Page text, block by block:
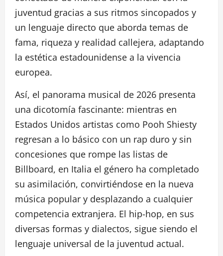
juventud gracias a sus ritmos sincopados y
un lenguaje directo que aborda temas de
fama, riqueza y realidad callejera, adaptando
la estética estadounidense a la vivencia
europea.
Así, el panorama musical de 2026 presenta
una dicotomía fascinante: mientras en
Estados Unidos artistas como Pooh Shiesty
regresan a lo básico con un rap duro y sin
concesiones que rompe las listas de
Billboard, en Italia el género ha completado
su asimilación, convirtiéndose en la nueva
música popular y desplazando a cualquier
competencia extranjera. El hip-hop, en sus
diversas formas y dialectos, sigue siendo el
lenguaje universal de la juventud actual.